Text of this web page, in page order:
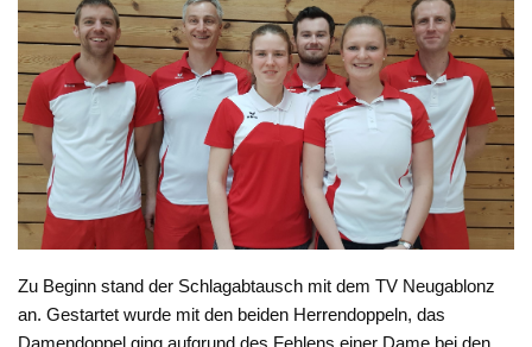
Zu Beginn stand der Schlagabtausch mit dem TV Neugablonz
an. Gestartet wurde mit den beiden Herrendoppeln, das
Damendoppel ging aufgrund des Fehlens einer Dame bei den